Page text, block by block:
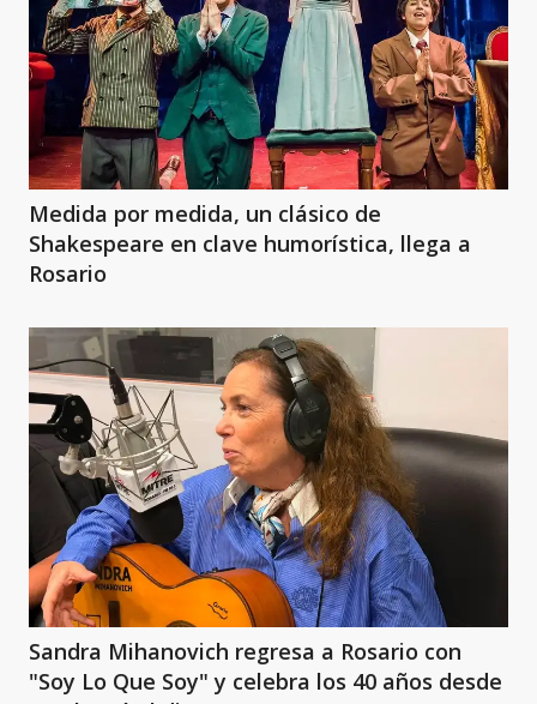
Medida por medida, un clásico de
Shakespeare en clave humorística, llega a
Rosario
Sandra Mihanovich regresa a Rosario con
"Soy Lo Que Soy" y celebra los 40 años desde